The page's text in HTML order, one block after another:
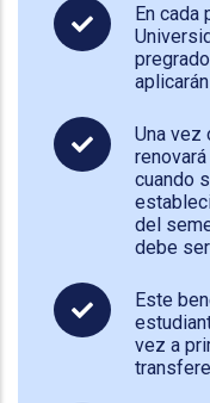
En cada
Una vez
cuando
del
debe
Este
vez a